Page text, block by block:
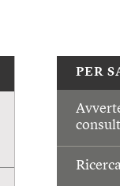
PER